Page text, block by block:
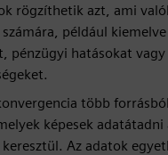
rögzíthetik azt, ami
például
pénzügyi hatásokat
több
képesek adatátadni
Az adatok